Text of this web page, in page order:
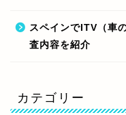
スペインでITV（車
査内容を紹介
カテゴリー